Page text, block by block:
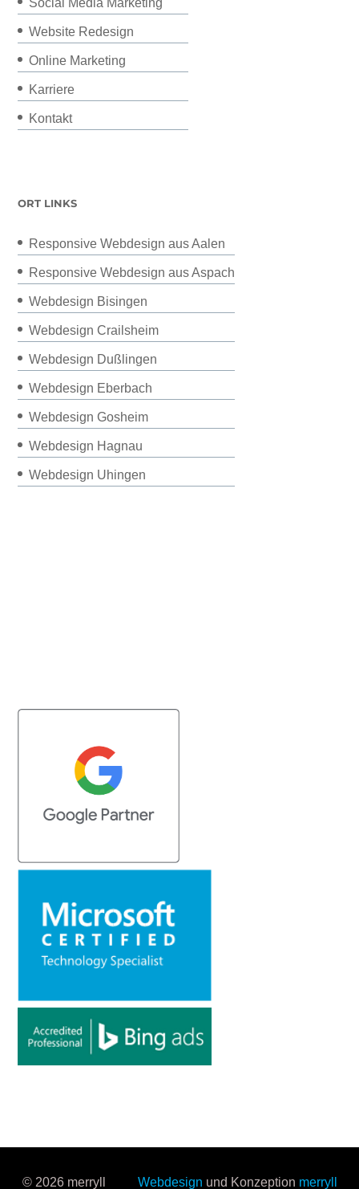
Social Media Marketing
Website Redesign
Online Marketing
Karriere
Kontakt
ORT LINKS
Responsive Webdesign aus Aalen
Responsive Webdesign aus Aspach
Webdesign Bisingen
Webdesign Crailsheim
Webdesign Dußlingen
Webdesign Eberbach
Webdesign Gosheim
Webdesign Hagnau
Webdesign Uhingen
© 2026 merryll Webdesign und Konzeption merryll